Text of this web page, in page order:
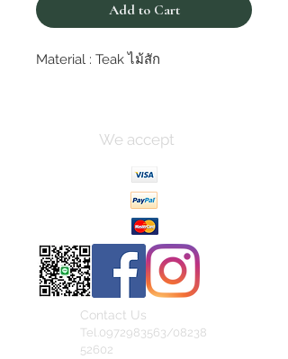
Add to Cart
Material : Teak ไม้สัก
We accept
Contact Us
Tel.0972983563/08238
52602